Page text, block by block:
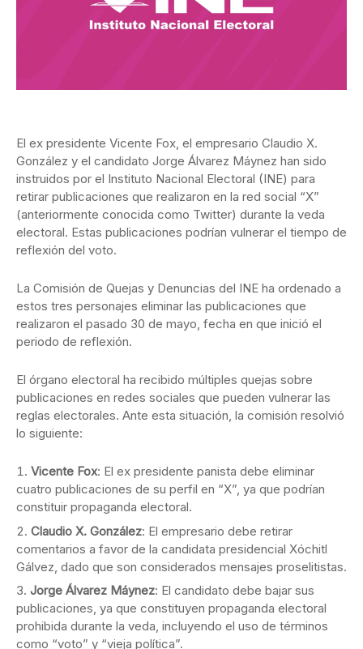
El ex presidente Vicente Fox, el empresario Claudio X.
González y el candidato Jorge Álvarez Máynez han sido
instruidos por el Instituto Nacional Electoral (INE) para
retirar publicaciones que realizaron en la red social “X”
(anteriormente conocida como Twitter) durante la veda
electoral. Estas publicaciones podrían vulnerar el tiempo de
reflexión del voto.
La Comisión de Quejas y Denuncias del INE ha ordenado a
estos tres personajes eliminar las publicaciones que
realizaron el pasado 30 de mayo, fecha en que inició el
periodo de reflexión.
El órgano electoral ha recibido múltiples quejas sobre
publicaciones en redes sociales que pueden vulnerar las
reglas electorales. Ante esta situación, la comisión resolvió
lo siguiente:
Vicente Fox: El ex presidente panista debe eliminar
cuatro publicaciones de su perfil en “X”, ya que podrían
constituir propaganda electoral.
Claudio X. González: El empresario debe retirar
comentarios a favor de la candidata presidencial Xóchitl
Gálvez, dado que son considerados mensajes proselitistas.
Jorge Álvarez Máynez: El candidato debe bajar sus
publicaciones, ya que constituyen propaganda electoral
prohibida durante la veda, incluyendo el uso de términos
como “voto” y “vieja política”.